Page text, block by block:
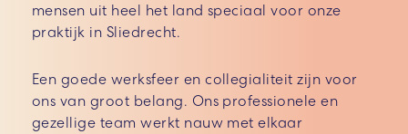
mensen uit heel het land speciaal voor onze
praktijk in Sliedrecht.
Een goede werksfeer en collegialiteit zijn voor
ons van groot belang. Ons professionele en
gezellige team werkt nauw met elkaar